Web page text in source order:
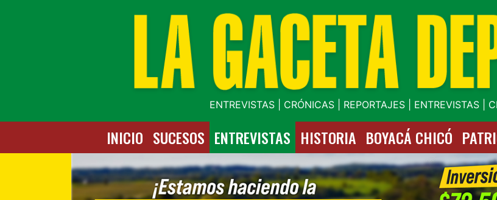
ENTREVISTAS | CRÓNICAS | REPORTAJES | ENTREVISTAS |
INICIO SUCESOS ENTREVISTAS HISTORIA BOYACÁ CHICÓ